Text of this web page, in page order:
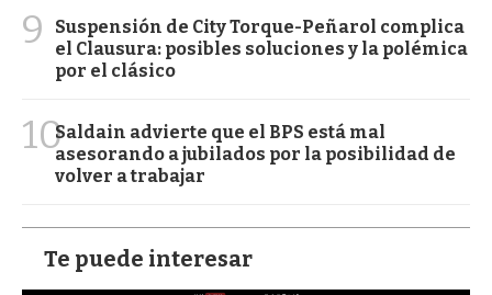
9
Suspensión de City Torque-Peñarol complica
el Clausura: posibles soluciones y la polémica
por el clásico
10Saldain advierte que el BPS está mal
asesorando a jubilados por la posibilidad de
volver a trabajar
Te puede interesar